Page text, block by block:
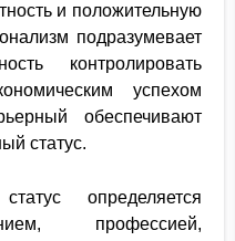
и положительную
подразумевает
контролировать
успехом
обеспечивают
статус.
определяется
профессией,